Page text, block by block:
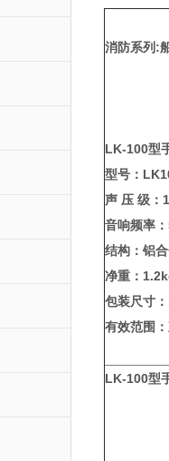
消防系列:
LK-100型
型号：
声 压 级：
音响频率
结构：铝
净重：
包装尺寸
有效范围
LK-100型